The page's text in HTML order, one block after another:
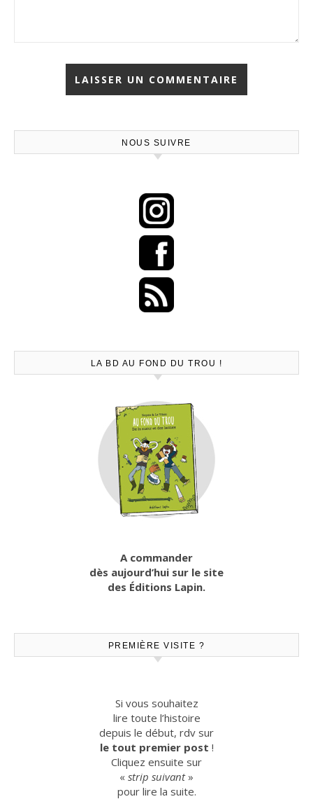
NOUS SUIVRE
LA BD AU FOND DU TROU !
A commander
dès aujourd’hui sur le site
des Éditions Lapin.
PREMIÈRE VISITE ?
Si vous souhaitez
lire toute l’histoire
depuis le début, rdv sur
le tout premier post !
Cliquez ensuite sur
« strip suivant»
pour lire la suite.